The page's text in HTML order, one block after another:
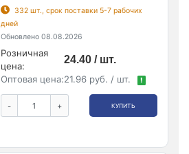
332 шт., срок поставки 5-7 рабочих
дней
Обновлено 08.08.2026
Розничная
цена:
24.40 / шт.
Оптовая цена:21.96 руб. / шт. !
- + КУПИТЬ